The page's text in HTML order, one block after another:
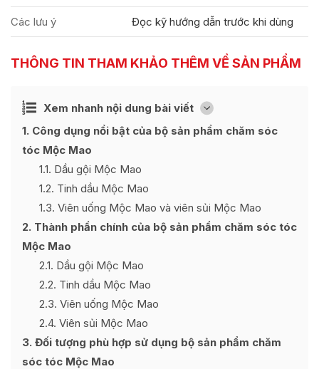
Các lưu ý Đọc kỹ hướng dẫn trước khi dùng
THÔNG TIN THAM KHẢO THÊM VỀ SẢN PHẨM
Xem nhanh nội dung bài viết [
Ẩn
1 Công dụng nổi bật của bộ sản phẩm chăm sóc
tóc Mộc Mao
1.1 Dầu gội Mộc Mao
1.2 Tinh dầu Mộc Mao
1.3 Viên uống Mộc Mao và viên sủi Mộc Mao
2 Thành phần chính của bộ sản phẩm chăm sóc tóc
Mộc Mao
2.1 Dầu gội Mộc Mao
2.2 Tinh dầu Mộc Mao
2.3 Viên uống Mộc Mao
2.4 Viên sủi Mộc Mao
3 Đối tượng phù hợp sử dụng bộ sản phẩm chăm
sóc tóc Mộc Mao